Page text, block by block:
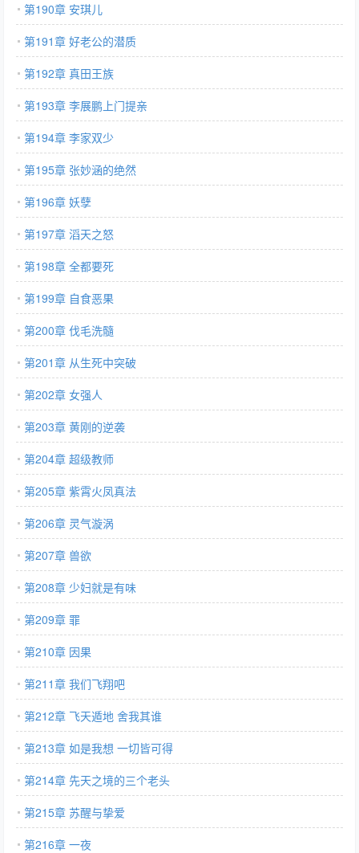
第190章 安琪儿
第191章 好老公的潜质
第192章 真田王族
第193章 李展鹏上门提亲
第194章 李家双少
第195章 张妙涵的绝然
第196章 妖孽
第197章 滔天之怒
第198章 全都要死
第199章 自食恶果
第200章 伐毛洗髓
第201章 从生死中突破
第202章 女强人
第203章 黄刚的逆袭
第204章 超级教师
第205章 紫霄火凤真法
第206章 灵气漩涡
第207章 兽欲
第208章 少妇就是有味
第209章 罪
第210章 因果
第211章 我们飞翔吧
第212章 飞天遁地 舍我其谁
第213章 如是我想 一切皆可得
第214章 先天之境的三个老头
第215章 苏醒与挚爱
第216章 一夜